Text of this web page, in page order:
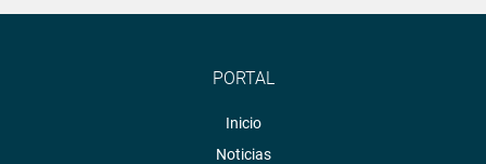
PORTAL
Inicio
Noticias